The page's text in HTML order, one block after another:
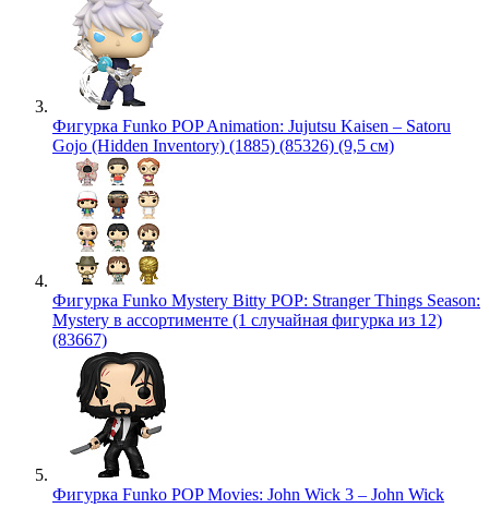
Фигурка Funko POP Animation: Jujutsu Kaisen – Satoru
Gojo (Hidden Inventory) (1885) (85326) (9,5 см)
Фигурка Funko Mystery Bitty POP: Stranger Things Season:
Mystery в ассортименте (1 случайная фигурка из 12)
(83667)
Фигурка Funko POP Movies: John Wick 3 – John Wick